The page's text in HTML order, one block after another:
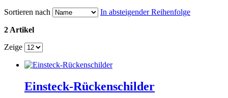
Sortieren nach
In absteigender Reihenfolge
2 Artikel
Zeige
Einsteck-Rückenschilder